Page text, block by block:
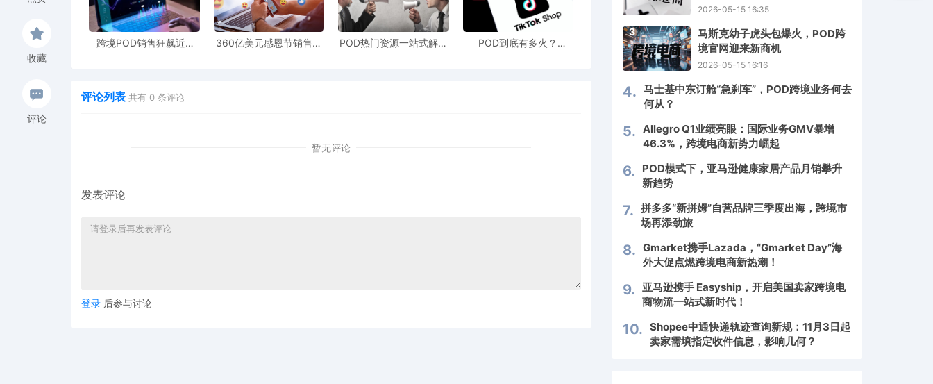
收藏
评论
跨境POD销售狂飙近5
360亿美元感恩节销售额
POD热门资源一站式解决
POD到底有多火？
评论列表 共有 0 条评论
暂无评论
发表评论
登录 后参与讨论
2026-05-15 16:35
3
马斯克幼子虎头包爆火，POD跨
境官网迎来新商机
2026-05-15 16:16
4. 马士基中东订舱“急刹车”，POD跨境业务何去
何从？
5. Allegro Q1业绩亮眼：国际业务GMV暴增
46.3%，跨境电商新势力崛起
6.
POD模式下，亚马逊健康家居产品月销攀升
新趋势
7. 拼多多“新拼姆”自营品牌三季度出海，跨境市
场再添劲旅
8. Gmarket携手Lazada，“Gmarket Day”海
外大促点燃跨境电商新热潮！
9. 亚马逊携手 Easyship，开启美国卖家跨境电
商物流一站式新时代！
10. Shopee中通快递轨迹查询新规：11月3日起
卖家需填指定收件信息，影响几何？